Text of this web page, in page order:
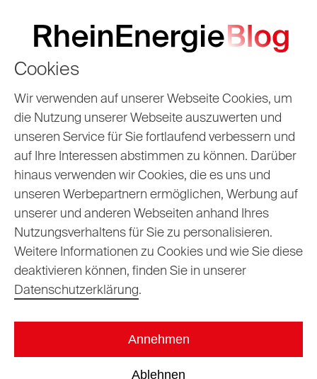
Cookies
Wir verwenden auf unserer Webseite Cookies, um
die Nutzung unserer Webseite auszuwerten und
unseren Service für Sie fortlaufend verbessern und
auf Ihre Interessen abstimmen zu können. Darüber
hinaus verwenden wir Cookies, die es uns und
unseren Werbepartnern ermöglichen, Werbung auf
unserer und anderen Webseiten anhand Ihres
Nutzungsverhaltens für Sie zu personalisieren.
Weitere Informationen zu Cookies und wie Sie diese
deaktivieren können, finden Sie in unserer
Datenschutzerklärung.
Annehmen
Ablehnen
Morgen wird heute
gemacht.
Gemeinsam bringen wir die Energie-
und Wärmewende nach vorne – für eine
lebenswerte Zukunft für uns alle. 👉
Jetzt im Blog entdecken!